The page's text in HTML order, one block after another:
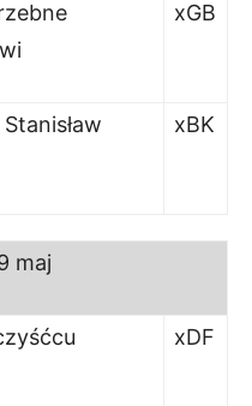
xGB
xBK
maj
xDF